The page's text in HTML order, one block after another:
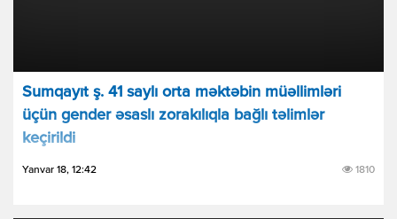
Sumqayıt ş. 41 saylı orta məktəbin müəllimləri
üçün gender əsaslı zorakılıqla bağlı təlimlər
keçirildi
Yanvar 18, 12:42 1810